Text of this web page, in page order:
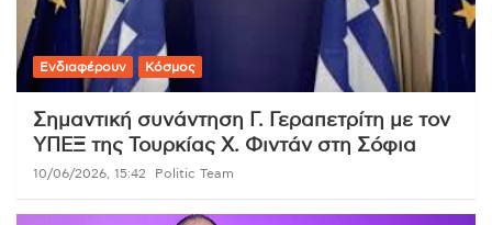
Ενδιαφέρουν Κόσμος
Σημαντική συνάντηση Γ. Γεραπετρίτη με τον
ΥΠΕΞ της Τουρκίας Χ. Φιντάν στη Σόφια
10/06/2026, 15:42 Politic Team